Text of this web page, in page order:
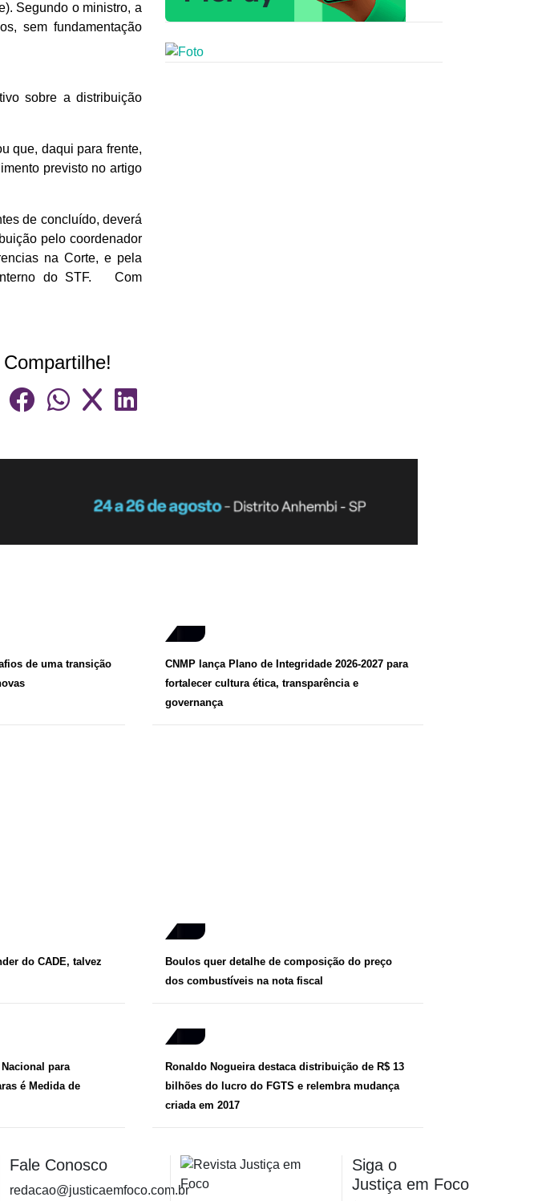
Segundo o ministro, a
sem fundamentação
sobre a distribuição
que, daqui para frente,
previsto no artigo
de concluído, deverá
pelo coordenador
na Corte, e pela
Interno do STF. Com
Compartilhe!
de uma transição
CNMP lança Plano de Integridade 2026-2027 para
fortalecer cultura ética, transparência e
governança
do CADE, talvez
Boulos quer detalhe de composição do preço
dos combustíveis na nota fiscal
para
é Medida de
Ronaldo Nogueira destaca distribuição de R$ 13
bilhões do lucro do FGTS e relembra mudança
criada em 2017
Fale Conosco
redacao@justicaemfoco.com.br
Siga o
Justiça em Foco